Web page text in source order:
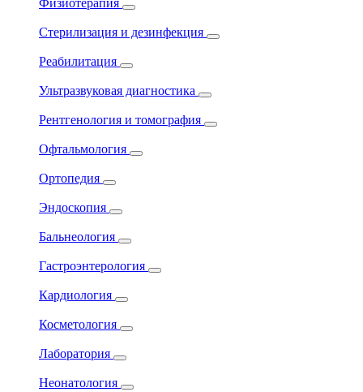
Физиотерапия
Стерилизация и дезинфекция
Реабилитация
Ультразвуковая диагностика
Рентгенология и томография
Офтальмология
Ортопедия
Эндоскопия
Бальнеология
Гастроэнтерология
Кардиология
Косметология
Лаборатория
Неонатология